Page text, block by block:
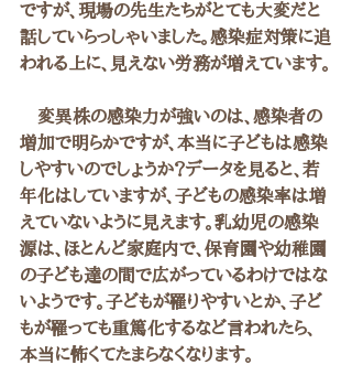
ですが、現場の先生たちがとても大変だと
話していらっしゃいました。感染症対策に追
われる上に、見えない労務が増えています。
変異株の感染力が強いのは、感染者の
増加で明らかですが、本当に子どもは感染
しやすいのでしょうか？データを見ると、若
年化はしていますが、子どもの感染率は増
えていないように見えます。乳幼児の感染
源は、ほとんど家庭内で、保育園や幼稚園
の子ども達の間で広がっているわけではな
いようです。子どもが罹りやすいとか、子ど
もが罹っても重篤化するなど言われたら、
本当に怖くてたまらなくなります。